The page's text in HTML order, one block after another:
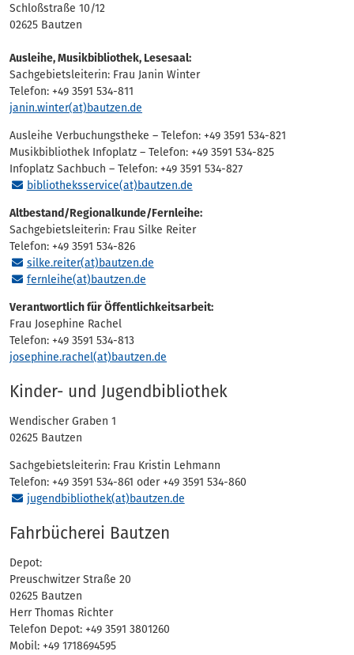
Schloßstraße 10/12
02625 Bautzen
Ausleihe, Musikbibliothek, Lesesaal:
Sachgebietsleiterin: Frau Janin Winter
Telefon: +49 3591 534-811
janin.winter(at)bautzen.de
Ausleihe Verbuchungstheke – Telefon: +49 3591 534-821
Musikbibliothek Infoplatz – Telefon: +49 3591 534-825
Infoplatz Sachbuch – Telefon: +49 3591 534-827
bibliotheksservice(at)bautzen.de
Altbestand/Regionalkunde/Fernleihe:
Sachgebietsleiterin: Frau Silke Reiter
Telefon: +49 3591 534-826
silke.reiter(at)bautzen.de
fernleihe(at)bautzen.de
Verantwortlich für Öffentlichkeitsarbeit:
Frau Josephine Rachel
Telefon: +49 3591 534-813
josephine.rachel(at)bautzen.de
Kinder- und Jugendbibliothek
Wendischer Graben 1
02625 Bautzen
Sachgebietsleiterin: Frau Kristin Lehmann
Telefon: +49 3591 534-861 oder +49 3591 534-860
jugendbibliothek(at)bautzen.de
Fahrbücherei Bautzen
Depot:
Preuschwitzer Straße 20
02625 Bautzen
Herr Thomas Richter
Telefon Depot: +49 3591 3801260
Mobil: +49 1718694595